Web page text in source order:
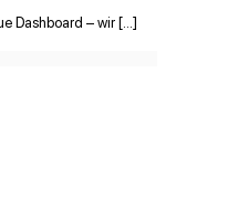
Dashboard – wir […]